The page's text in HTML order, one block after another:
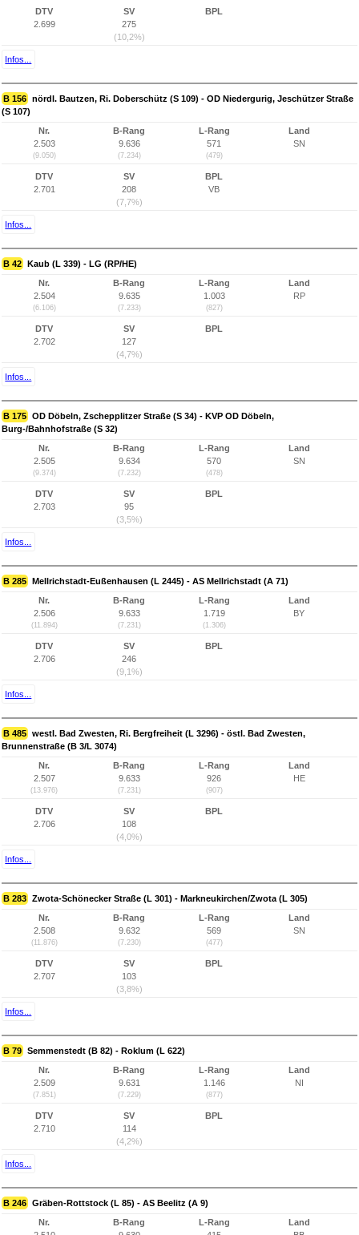
DTV
2.699
SV
275
(10,2%)
BPL
Infos...
B 156 nördl. Bautzen, Ri. Doberschütz (S 109) - OD Niedergurig, Jeschützer Straße
(S 107)
Nr.
2.503
(9.050)
B-Rang
9.636
(7.234)
L-Rang
571
(479)
Land
SN
DTV
2.701
SV
208
(7,7%)
BPL
VB
Infos...
B 42 Kaub (L 339) - LG (RP/HE)
Nr.
2.504
(6.106)
B-Rang
9.635
(7.233)
L-Rang
1.003
(827)
Land
RP
DTV
2.702
SV
127
(4,7%)
BPL
Infos...
B 175 OD Döbeln, Zschepplitzer Straße (S 34) - KVP OD Döbeln,
Burg-/Bahnhofstraße (S 32)
Nr.
2.505
(9.374)
B-Rang
9.634
(7.232)
L-Rang
570
(478)
Land
SN
DTV
2.703
SV
95
(3,5%)
BPL
Infos...
B 285 Mellrichstadt-Eußenhausen (L 2445) - AS Mellrichstadt (A 71)
Nr.
2.506
(11.894)
B-Rang
9.633
(7.231)
L-Rang
1.719
(1.306)
Land
BY
DTV
2.706
SV
246
(9,1%)
BPL
Infos...
B 485 westl. Bad Zwesten, Ri. Bergfreiheit (L 3296) - östl. Bad Zwesten,
Brunnenstraße (B 3/L 3074)
Nr.
2.507
(13.976)
B-Rang
9.633
(7.231)
L-Rang
926
(907)
Land
HE
DTV
2.706
SV
108
(4,0%)
BPL
Infos...
B 283 Zwota-Schönecker Straße (L 301) - Markneukirchen/Zwota (L 305)
Nr.
2.508
(11.876)
B-Rang
9.632
(7.230)
L-Rang
569
(477)
Land
SN
DTV
2.707
SV
103
(3,8%)
BPL
Infos...
B 79 Semmenstedt (B 82) - Roklum (L 622)
Nr.
2.509
(7.851)
B-Rang
9.631
(7.229)
L-Rang
1.146
(877)
Land
NI
DTV
2.710
SV
114
(4,2%)
BPL
Infos...
B 246 Gräben-Rottstock (L 85) - AS Beelitz (A 9)
Nr.
B-Rang
L-Rang
Land